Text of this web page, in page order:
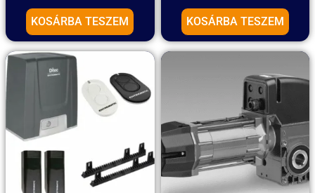
KOSÁRBA TESZEM KOSÁRBA TESZEM